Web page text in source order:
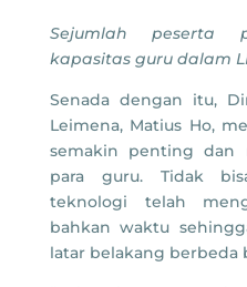
Sejumlah peserta
kapasitas guru dalam
Senada dengan itu,
Leimena, Matius Ho,
semakin penting dan
para guru. Tidak
teknologi telah
bahkan waktu
latar belakang berbeda